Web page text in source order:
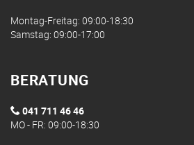
Montag-Freitag: 09:00-18:30
Samstag: 09:00-17:00
BERATUNG
041 711 46 46
MO - FR: 09:00-18:30